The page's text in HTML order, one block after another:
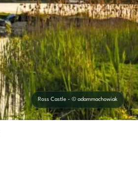
Ross Castle - © adammachowiak